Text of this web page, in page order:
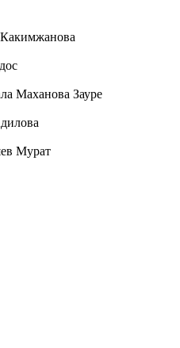
Маханова Зауре
Мурат